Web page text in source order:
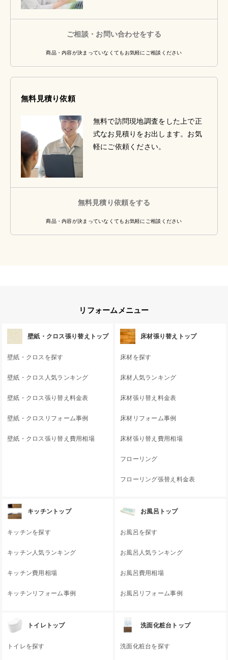
ご相談・お問い合わせをする
商品・内容が決まっていなくてもお気軽にご相談ください
無料見積り依頼
無料で訪問現地調査をした上で正
式なお見積りをお出します。お気
軽にご依頼ください。
無料見積り依頼をする
商品・内容が決まっていなくてもお気軽にご相談ください
リフォームメニュー
壁紙・クロス張り替えトップ
壁紙・クロスを探す
壁紙・クロス人気ランキング
壁紙・クロス張り替え料金表
壁紙・クロスリフォーム事例
壁紙・クロス張り替え費用相場
床材張り替えトップ
床材を探す
床材人気ランキング
床材張り替え料金表
床材リフォーム事例
床材張り替え費用相場
フローリング
フローリング張替え料金表
キッチントップ
キッチンを探す
キッチン人気ランキング
キッチン費用相場
キッチンリフォーム事例
お風呂トップ
お風呂を探す
お風呂人気ランキング
お風呂費用相場
お風呂リフォーム事例
トイレトップ
トイレを探す
洗面化粧台トップ
洗面化粧台を探す